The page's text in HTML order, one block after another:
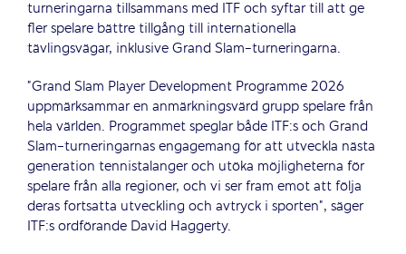
turneringarna tillsammans med ITF och syftar till att ge
fler spelare bättre tillgång till internationella
tävlingsvägar, inklusive Grand Slam-turneringarna.
”Grand Slam Player Development Programme 2026
uppmärksammar en anmärkningsvärd grupp spelare från
hela världen. Programmet speglar både ITF:s och Grand
Slam-turneringarnas engagemang för att utveckla nästa
generation tennistalanger och utöka möjligheterna för
spelare från alla regioner, och vi ser fram emot att följa
deras fortsatta utveckling och avtryck i sporten”, säger
ITF:s ordförande David Haggerty.